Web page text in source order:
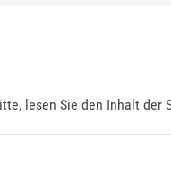
lesen Sie den Inhalt der